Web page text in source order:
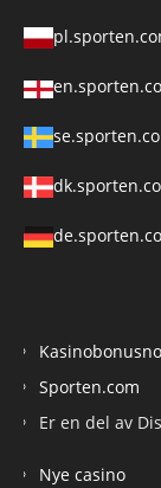
Sporten.com
Er en del av
Nye casino